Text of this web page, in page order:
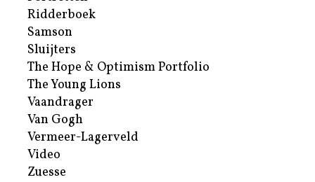
Ridderboek
Samson
Sluijters
The Hope & Optimism Portfolio
The Young Lions
Vaandrager
Van Gogh
Vermeer-Lagerveld
Video
Zuesse